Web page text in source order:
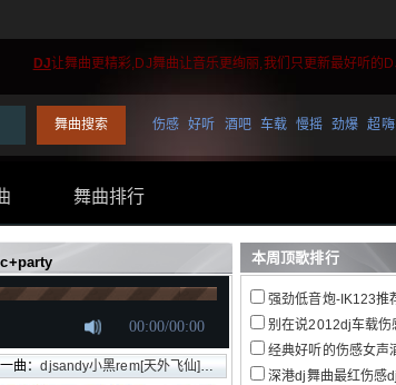
DJ让舞曲更精彩,DJ舞曲让音乐更绚丽,我们只更新最好听的
伤感 好听 酒吧 车载 慢摇 劲爆 超嗨
舞曲排行
本周顶歌排行
曲：djsandy小黑rem[天外飞仙]主流电音跳舞大碟
强劲低音炮-IK123推荐真正的慢
别在说2012dj车载伤
经典好听的伤感女声酒吧
深港dj舞曲最红伤感dj车载